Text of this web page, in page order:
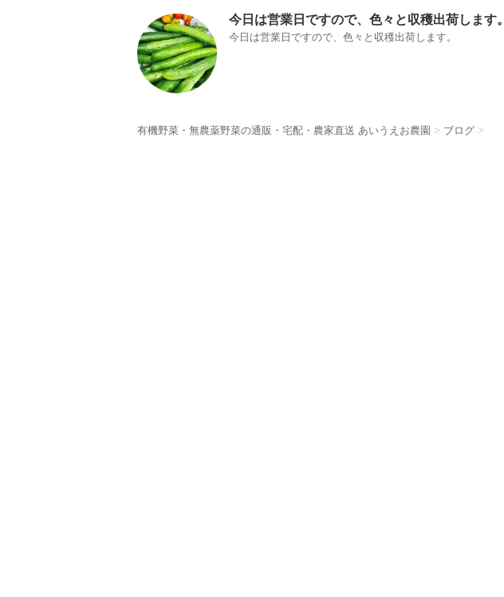
今日は営業日ですので、色々と収穫出荷します。
今日は営業日ですので、色々と収穫出荷します。
有機野菜・無農薬野菜の通販・宅配・農家直送 あいうえお農園 > ブログ >